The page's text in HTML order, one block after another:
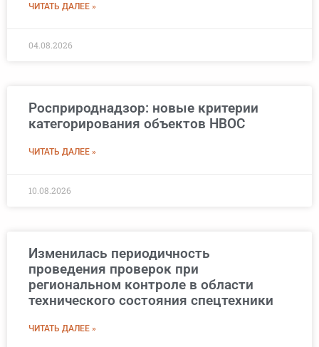
ЧИТАТЬ ДАЛЕЕ »
04.08.2026
Росприроднадзор: новые критерии
категорирования объектов НВОС
ЧИТАТЬ ДАЛЕЕ »
10.08.2026
Изменилась периодичность
проведения проверок при
региональном контроле в области
технического состояния спецтехники
ЧИТАТЬ ДАЛЕЕ »